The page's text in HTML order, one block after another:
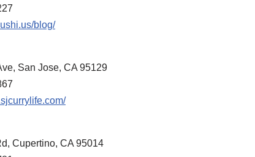
blog/
San Jose, CA 95129
Cupertino, CA 95014